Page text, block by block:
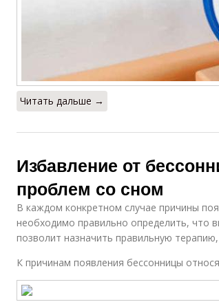
Читать дальше →
Избавление от
проблем со сном
В каждом конкретном случае причины
необходимо правильно определить, что
позволит назначить правильную
К причинам появления бессонницы